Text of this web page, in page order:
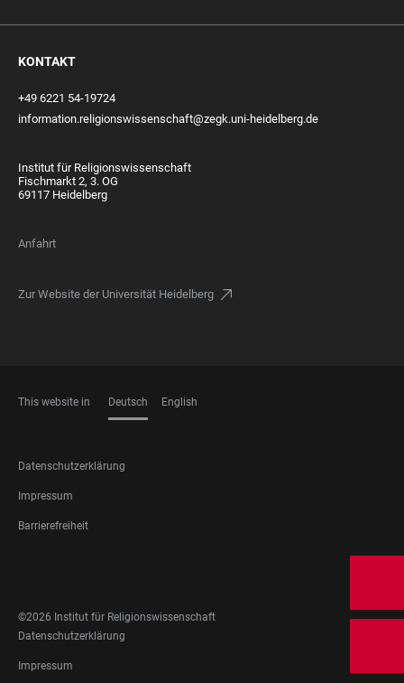
KONTAKT
+49 6221 54-19724
information.religionswissenschaft@zegk.uni-heidelberg.de
Institut für Religionswissenschaft
Fischmarkt 2, 3. OG
69117 Heidelberg
Anfahrt
Zur Website der Universität Heidelberg
This website in Deutsch English
FOOTER
LEGAL
Datenschutzerklärung
Impressum
Barrierefreiheit
MEDIA
©2026 Institut für Religionswissenschaft
FOOTER
LEGAL
Datenschutzerklärung
Impressum